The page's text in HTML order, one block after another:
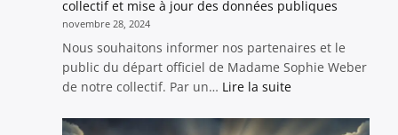
Vos
Projets
des
Comportements
Toxiques
collectif et mise à jour des données publiques
novembre 28, 2024
Nous souhaitons informer nos partenaires et le
public du départ officiel de Madame Sophie Weber
de notre collectif. Par un… Lire la suite:
: